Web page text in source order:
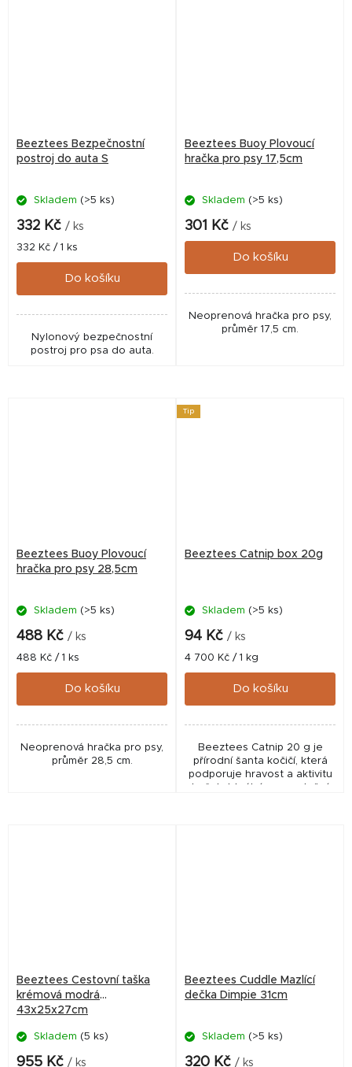
Beeztees Bezpečnostní
postroj do auta S
Skladem (>5 ks)
332 Kč / ks
Měrná
cena:
332 Kč / 1 ks
Do košíku
Nylonový bezpečnostní
postroj pro psa do auta.
Beeztees Buoy Plovoucí
hračka pro psy 17,5cm
Skladem (>5 ks)
301 Kč / ks
Do košíku
Neoprenová hračka pro psy,
průměr 17,5 cm.
Beeztees Buoy Plovoucí
hračka pro psy 28,5cm
Skladem (>5 ks)
488 Kč / ks
Měrná
cena:
488 Kč / 1 ks
Do košíku
Neoprenová hračka pro psy,
průměr 28,5 cm.
Tip
Beeztees Catnip box 20g
Skladem (>5 ks)
94 Kč / ks
Měrná
cena:
4 700 Kč / 1 kg
Do košíku
Beeztees Catnip 20 g je
přírodní šanta kočičí, která
podporuje hravost a aktivitu
koček. Ideální pro naplnění
Beeztees Cestovní taška
krémová modrá
43x25x27cm
Skladem (5 ks)
955 Kč / ks
Beeztees Cuddle Mazlící
dečka Dimpie 31cm
Skladem (>5 ks)
320 Kč / ks